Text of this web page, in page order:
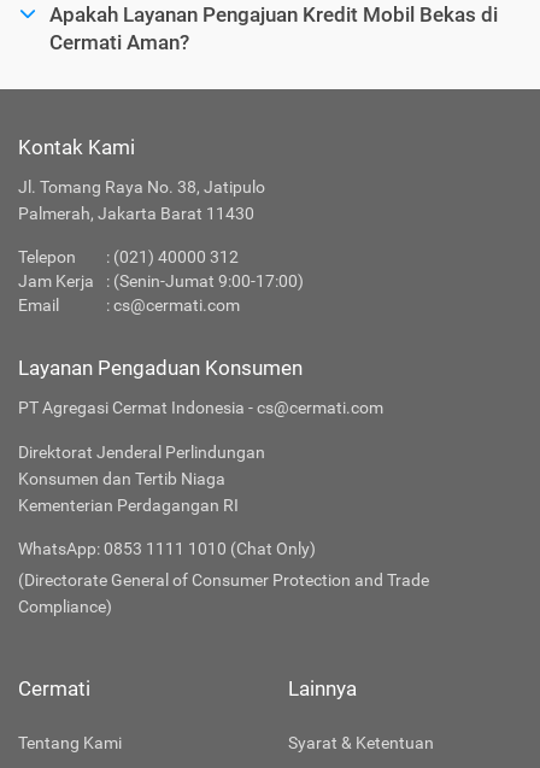
Apakah Layanan Pengajuan Kredit Mobil Bekas di
Cermati Aman?
Kontak Kami
Jl. Tomang Raya No. 38, Jatipulo
Palmerah, Jakarta Barat 11430
Telepon : (021) 40000 312
Jam Kerja
: (Senin-Jumat 9:00-17:00)
Email
:cs@cermati.com
Layanan Pengaduan Konsumen
PT Agregasi Cermat Indonesia - cs@cermati.com
Direktorat Jenderal Perlindungan
Konsumen dan Tertib Niaga
Kementerian Perdagangan RI
WhatsApp: 0853 1111 1010 (Chat Only)
(Directorate General of Consumer Protection and Trade
Compliance)
Cermati
Tentang Kami
Lainnya
Syarat & Ketentuan